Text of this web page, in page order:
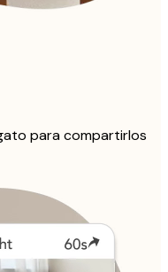
para compartirlos